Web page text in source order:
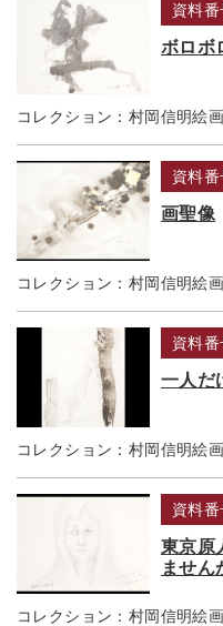
資料
ボロボ
コレクション： 村岡信明絵
資料
画聖像
コレクション： 村岡信明絵
資料
一人だ
コレクション： 村岡信明絵
資料
東京原
ませ
コレクション： 村岡信明絵